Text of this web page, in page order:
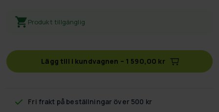
Produkt tillgänglig
Lägg till i kundvagnen – 1 590,00 kr
Fri frakt på beställningar över 500 kr